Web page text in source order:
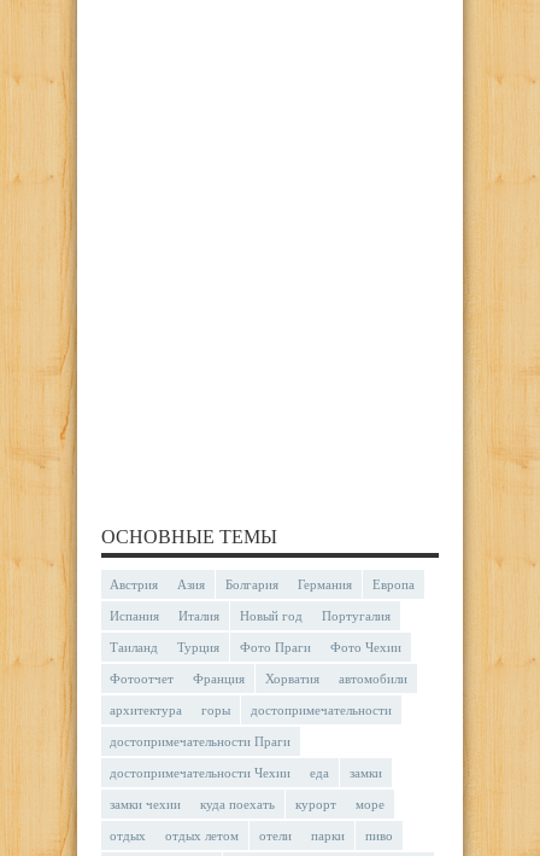
ОСНОВНЫЕ ТЕМЫ
Австрия Азия Болгария Германия Европа
Испания Италия Новый год Португалия
Таиланд Турция Фото Праги Фото Чехии
Фотоотчет Франция Хорватия автомобили
архитектура горы достопримечательности
достопримечательности Праги
достопримечательности Чехии еда замки
замки чехии куда поехать курорт море
отдых отдых летом отели парки пиво